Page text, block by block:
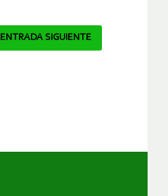
ENTRADA SIGUIENTE